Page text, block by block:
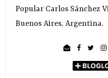
Popular Carlos Sánchez
Buenos Aires, Argentina.